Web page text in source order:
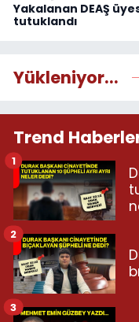
Yakalanan DEAŞ
tutuklandı
Yükleniyor...
Trend
1
2
3